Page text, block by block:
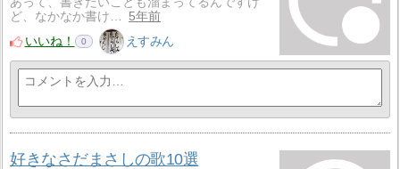
ど、なかなか書け…
5年前
いいね！
0 えすみん
好きなさだまさしの歌10選